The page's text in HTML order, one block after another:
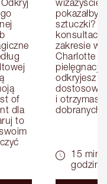
of
dla
to
wizażyście
pokazałby
sztuczki?
zakresie
Charlotte
pielęgnacji
odkryjesz
i otrzymasz
dobranych
15
godziny